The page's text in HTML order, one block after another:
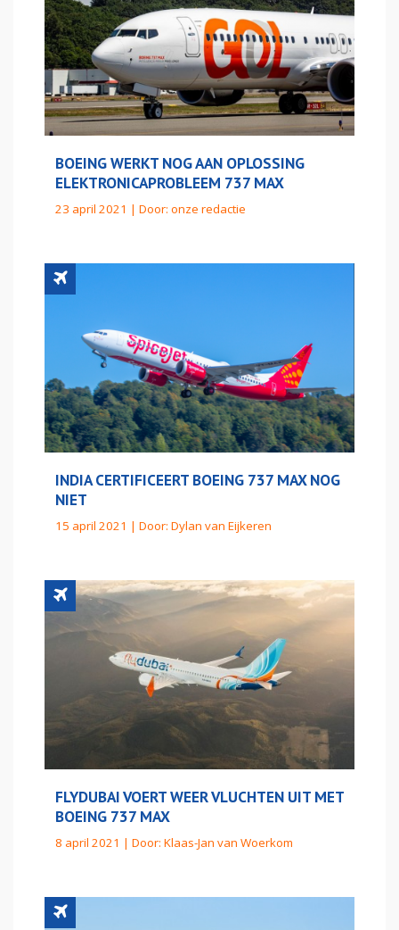
BOEING WERKT NOG AAN OPLOSSING
ELEKTRONICAPROBLEEM 737 MAX
23 april 2021 | Door: onze redactie
INDIA CERTIFICEERT BOEING 737 MAX NOG
NIET
15 april 2021 | Door: Dylan van Eijkeren
FLYDUBAI VOERT WEER VLUCHTEN UIT MET
BOEING 737 MAX
8 april 2021 | Door: Klaas-Jan van Woerkom